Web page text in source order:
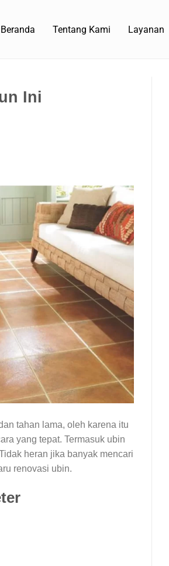
Beranda Tentang Kami Layanan
Ini
tahan lama, oleh karena itu
yang tepat. Termasuk ubin
heran jika banyak mencari
renovasi ubin.